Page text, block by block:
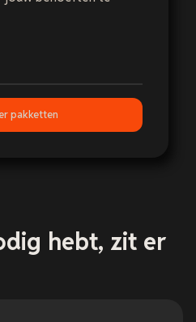
pakketten
hebt, zit er